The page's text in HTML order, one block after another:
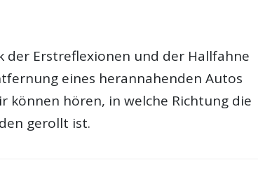
der Erstreflexionen und der Hallfahne
eines herannahenden Autos
können hören, in welche Richtung die
gerollt ist.